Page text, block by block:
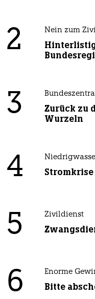
2 Nein zum
3
Zurück zu
Wurzeln
4
5 Zivildienst
6 Enorme
Bitte